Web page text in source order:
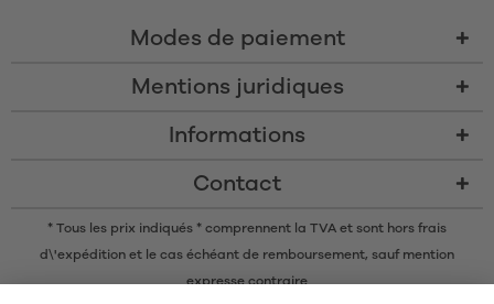
Modes de paiement
Mentions juridiques
Informations
Contact
* Tous les prix indiqués * comprennent la TVA et sont hors frais
d\'expédition et le cas échéant de remboursement, sauf mention
expresse contraire